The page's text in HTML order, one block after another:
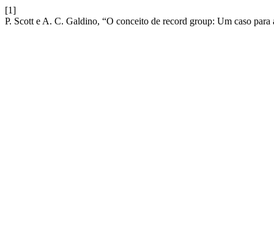
[1]
P. Scott e A. C. Galdino, “O conceito de record group: Um caso